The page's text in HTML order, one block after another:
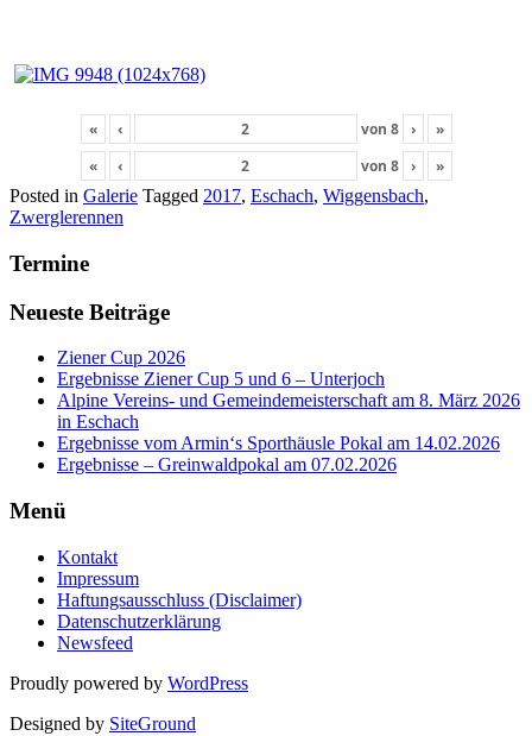
« ‹ von 8 ›
»
«
‹ von 8 ›
»
Posted in Galerie Tagged 2017, Eschach, Wiggensbach,
Zwerglerennen
Termine
Neueste Beiträge
Ziener Cup 2026
Ergebnisse Ziener Cup 5 und 6 – Unterjoch
Alpine Vereins- und Gemeindemeisterschaft am 8. März 2026
in Eschach
Ergebnisse vom Armin‘s Sporthäusle Pokal am 14.02.2026
Ergebnisse – Greinwaldpokal am 07.02.2026
Menü
Kontakt
Impressum
Haftungsausschluss (Disclaimer)
Datenschutzerklärung
Newsfeed
Proudly powered by WordPress
Designed by SiteGround